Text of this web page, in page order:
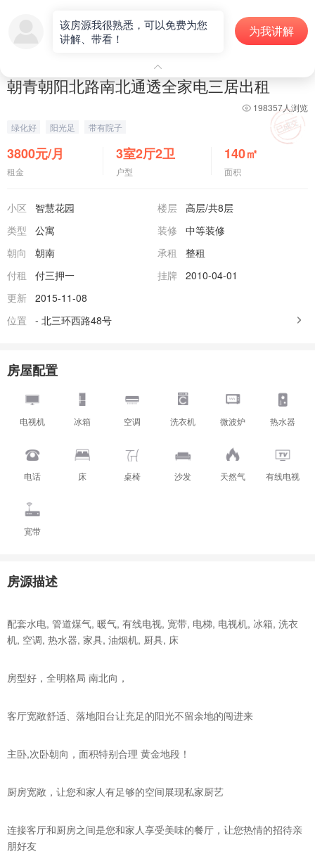
出租房
朝青朝阳北路南北通透全家电三居出租
198357人浏览
绿化好
阳光足 带有院子
3800元/月
租金
3室2厅2卫
户型
140㎡
面积
小区 智慧花园 楼层 高层/共8层
类型
公寓 装修
中等装修
朝向
朝南 承租
整租
付租
付三押一 挂牌
2010-04-01
更新 2015-11-08
位置
- 北三环西路48号
房屋配置
电视机 冰箱 空调 洗衣机 微波炉 热水器
电话 床 桌椅 沙发 天然气 有线电视
宽带
房源描述
配套水电, 管道煤气, 暖气, 有线电视, 宽带, 电梯, 电视机, 冰箱, 洗衣
机, 空调, 热水器, 家具, 油烟机, 厨具, 床
房型好，全明格局 南北向，
客厅宽敞舒适、落地阳台让充足的阳光不留余地的闯进来
主卧,次卧朝向，面积特别合理 黄金地段！
厨房宽敞，让您和家人有足够的空间展现私家厨艺
连接客厅和厨房之间是您和家人享受美味的餐厅，让您热情的招待亲
朋好友
该房源我很熟悉，可以免费为您
讲解、带看！
为我讲解